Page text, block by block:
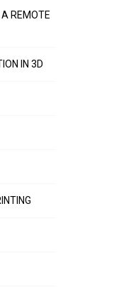
A REMOTE
IN 3D